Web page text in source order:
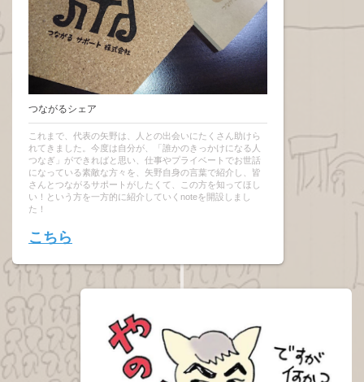
つながるシェア
これまで、代表の矢野は、人との出会いにたくさん助けら
れてきました。今度は自分が、「誰かのきっかけになる人
つなぎ」ができればと思い、仕事やプライベートでお世話
になっている素敵な方々を、矢野自身の言葉で紹介し、皆
さんとつながるサポートがしたくて、この方を知ってほし
い！という方を一方的に紹介していくnoteを開設しまし
た！
こちら